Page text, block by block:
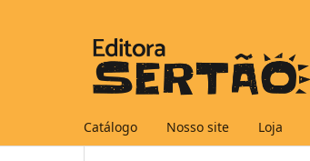
Catálogo Nosso site Loja